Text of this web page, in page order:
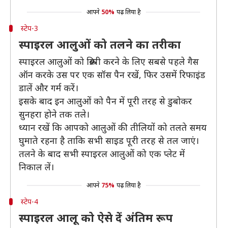
आपने 50% पढ़ लिया है
स्टेप-3
स्पाइरल आलुओं को तलने का तरीका
स्पाइरल आलुओं को क्रिस्पी करने के लिए सबसे पहले गैस
ऑन करके उस पर एक सॉस पैन रखें, फिर उसमें रिफाइंड
डालें और गर्म करें।
इसके बाद इन आलुओं को पैन में पूरी तरह से डुबोकर
सुनहरा होने तक तले।
ध्यान रखें कि आपको आलुओं की तीलियों को तलते समय
घुमाते रहना है ताकि सभी साइड पूरी तरह से तल जाएं।
तलने के बाद सभी स्पाइरल आलुओं को एक प्लेट में
निकाल लें।
आपने 75% पढ़ लिया है
स्टेप-4
स्पाइरल आलू को ऐसे दें अंतिम रूप